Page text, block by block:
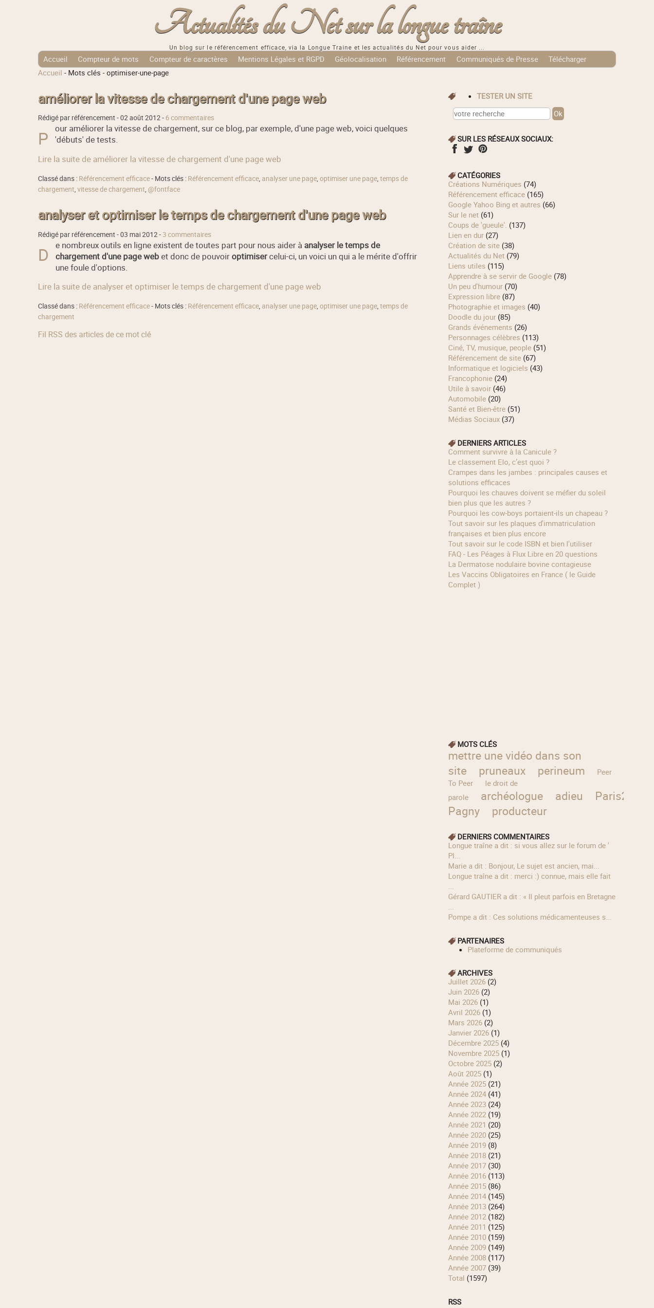
Actualités du Net sur la longue traîne
Un blog sur le référencement efficace, via la Longue Traine et les actualités du Net pour vous aider ...
Accueil Compteur de mots Compteur de caractères Mentions Légales et RGPD Géolocalisation Référencement Communiqués de Presse
Télécharger
Tags Cloud
Accueil - Mots clés - optimiser-une-page
améliorer la vitesse de chargement d'une page web
Rédigé par référencement -02 août 2012- 6 commentaires
P
our améliorer la vitesse de chargement, sur ce blog, par exemple, d'une page web, voici quelques
'débuts' de tests.
Lire la suite de améliorer la vitesse de chargement d'une page web
Classé dans : Référencement efficace- Mots clés : Référencement efficace, analyser une page, optimiser une page, temps de
chargement, vitesse de chargement, @fontface
analyser et optimiser le temps de chargement d'une page web
Rédigé par référencement -03 mai 2012 - 3 commentaires
D e nombreux outils en ligne existent de toutes part pour nous aider à analyser le temps de
chargement d'une page webet donc de pouvoiroptimisercelui-ci, un voici un qui a le mérite d'offrir
une foule d'options.
Lire la suite de analyser et optimiser le temps de chargement d'une page web
Classé dans : Référencement efficace- Mots clés : Référencement efficace, analyser une page, optimiser une page, temps de
chargement
Fil RSS des articles de ce mot clé
TESTER UN SITE
SUR LES RÉSEAUX SOCIAUX:
CATÉGORIES
Créations Numériques (74)
Référencement efficace(165)
Google Yahoo Bing et autres (66)
Sur le net(61)
Coups de 'gueule'. (137)
Lien en dur(27)
Création de site(38)
Actualités du Net(79)
Liens utiles (115)
Apprendre à se servir de Google(78)
Un peu d'humour(70)
Expression libre(87)
Photographie et images (40)
Doodle du jour(85)
Grands événements (26)
Personnages célèbres (113)
Ciné, TV, musique, people(51)
Référencement de site(67)
Informatique et logiciels (43)
Francophonie(24)
Utile à savoir(46)
Automobile(20)
Santé et Bien-être(51)
Médias Sociaux(37)
DERNIERS ARTICLES
Comment survivre à la Canicule ?
Le classement Elo, c’est quoi ?
Crampes dans les jambes : principales causes et
solutions efficaces
Pourquoi les chauves doivent se méfier du soleil
bien plus que les autres ?
Pourquoi les cow‑boys portaient‑ils un chapeau ?
Tout savoir sur les plaques d'immatriculation
françaises et bien plus encore
Tout savoir sur le code ISBN et bien l'utiliser
FAQ - Les Péages à Flux Libre en 20 questions
La Dermatose nodulaire bovine contagieuse
Les Vaccins Obligatoires en France ( le Guide
Complet )
MOTS CLÉS
mettre une vidéo dans son
site
pruneaux perineum
Peer
To Peer
le droit de
parole
archéologue adieu
Paris2024
Pagny
producteur
DERNIERS COMMENTAIRES
longue traîne a dit : si vous allez sur le forum de '
Pl...
Marie a dit : Bonjour, Le sujet est ancien, mai...
longue traîne a dit : merci :) connue, mais elle fait
...
Gérard GAUTIER a dit : « Il pleut parfois en Bretagne
...
Pompe a dit : Ces solutions médicamenteuses s...
PARTENAIRES
Plateforme de communiqués
ARCHIVES
juillet 2026(2)
juin 2026(2)
mai 2026(1)
avril 2026(1)
mars 2026(2)
janvier 2026(1)
décembre 2025(4)
novembre 2025(1)
octobre 2025(2)
août 2025(1)
année 2025(21)
année 2024(41)
année 2023(24)
année 2022(19)
année 2021 (20)
année 2020(25)
année 2019(8)
année 2018(21)
année 2017(30)
année 2016(113)
année 2015(86)
année 2014(145)
année 2013(264)
année 2012(182)
année 2011 (125)
année 2010(159)
année 2009(149)
année 2008(117)
année 2007(39)
total (1597)
RSS